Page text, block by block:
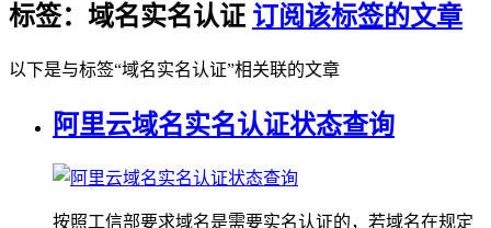
标签：域名实名认证 订阅该标签的文章
以下是与标签“域名实名认证”相关联的文章
阿里云域名实名认证状态查询
按照工信部要求域名是需要实名认证的，若域名在规定